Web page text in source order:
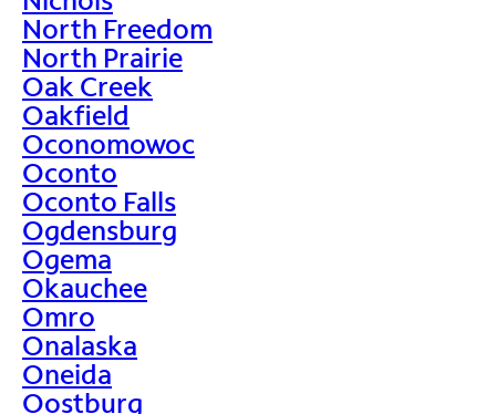
North Freedom
North Prairie
Oak Creek
Oakfield
Oconomowoc
Oconto
Oconto Falls
Ogdensburg
Ogema
Okauchee
Omro
Onalaska
Oneida
Oostburg